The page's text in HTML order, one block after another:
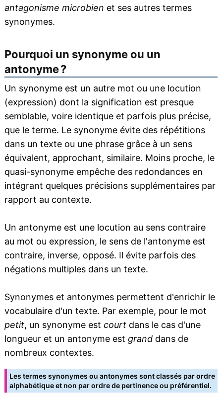
antagonisme microbien et ses autres termes
synonymes.
Pourquoi un synonyme ou un
antonyme ?
Un synonyme est un autre mot ou une locution
(expression) dont la signification est presque
semblable, voire identique et parfois plus précise,
que le terme. Le synonyme évite des répétitions
dans un texte ou une phrase grâce à un sens
équivalent, approchant, similaire. Moins proche, le
quasi-synonyme empêche des redondances en
intégrant quelques précisions supplémentaires par
rapport au contexte.
Un antonyme est une locution au sens contraire
au mot ou expression, le sens de l'antonyme est
contraire, inverse, opposé. Il évite parfois des
négations multiples dans un texte.
Synonymes et antonymes permettent d'enrichir le
vocabulaire d'un texte. Par exemple, pour le mot
petit, un synonyme est courtdans le cas d'une
longueur et un antonyme est granddans de
nombreux contextes.
Les termes synonymes ou antonymes sont classés par ordre
alphabétique et non par ordre de pertinence ou préférentiel.